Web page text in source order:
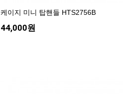
케이지 미니 탑핸들 HTS2756B
44,000원